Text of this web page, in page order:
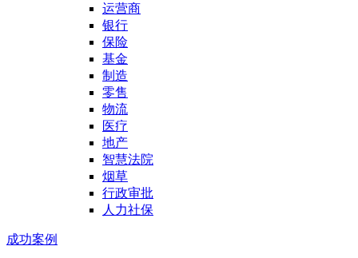
运营商
银行
保险
基金
制造
零售
物流
医疗
地产
智慧法院
烟草
行政审批
人力社保
成功案例